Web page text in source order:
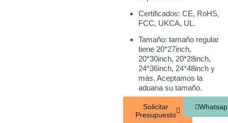
Certificados: CE, RoHS,
FCC, UKCA, UL.
Tamaño: tamaño regular
tiene 20*27inch,
20*30inch, 20*28inch,
24*36inch, 24*48inch y
más. Aceptamos la
aduana su tamaño.
Solicitar
Presupuesto